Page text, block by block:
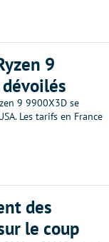
9
9 9900X3D se
Les tarifs en France
des
le coup